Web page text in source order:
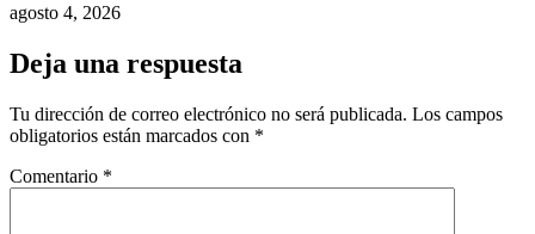
agosto 4, 2026
Deja una respuesta
Tu dirección de correo electrónico no será publicada. Los campos
obligatorios están marcados con *
Comentario *